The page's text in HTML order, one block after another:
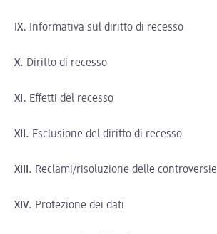
IX. Informativa sul diritto di recesso
X. Diritto di recesso
XI. Effetti del recesso
XII. Esclusione del diritto di recesso
XIII. Reclami/risoluzione delle controversie
XIV. Protezione dei dati